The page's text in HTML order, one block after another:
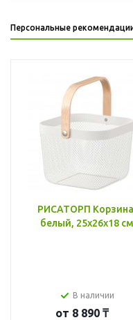
Персональные
РИСАТОРП
белый, 25x26x18 см
В наличии
от 8 890 ₸